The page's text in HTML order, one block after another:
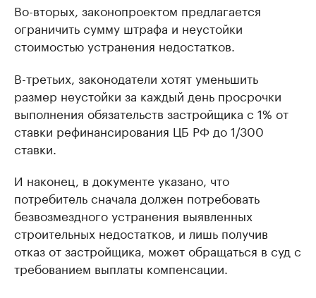
Во-вторых, законопроектом предлагается
ограничить сумму штрафа и неустойки
стоимостью устранения недостатков.
В-третьих, законодатели хотят уменьшить
размер неустойки за каждый день просрочки
выполнения обязательств застройщика с 1% от
ставки рефинансирования ЦБ РФ до 1/300
ставки.
И наконец, в документе указано, что
потребитель сначала должен потребовать
безвозмездного устранения выявленных
строительных недостатков, и лишь получив
отказ от застройщика, может обращаться в суд с
требованием выплаты компенсации.